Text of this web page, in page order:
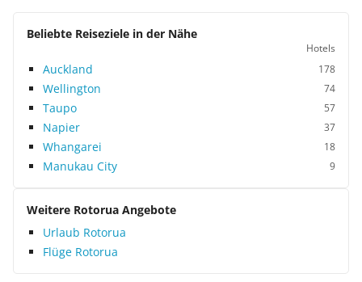
Beliebte Reiseziele in der Nähe
Hotels
Auckland 178
Wellington 74
Taupo 57
Napier 37
Whangarei 18
Manukau City 9
Weitere Rotorua Angebote
Urlaub Rotorua
Flüge Rotorua